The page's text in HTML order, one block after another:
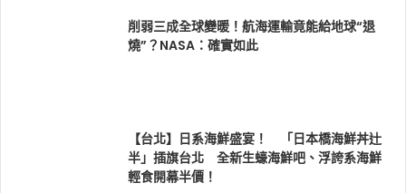
削弱三成全球變暖！航海運輸竟能給地球“退
燒”？NASA：確實如此
【台北】日系海鮮盛宴！ 「日本橋海鮮丼辻
半」插旗台北 全新生蠔海鮮吧、浮誇系海鮮
輕食開幕半價！